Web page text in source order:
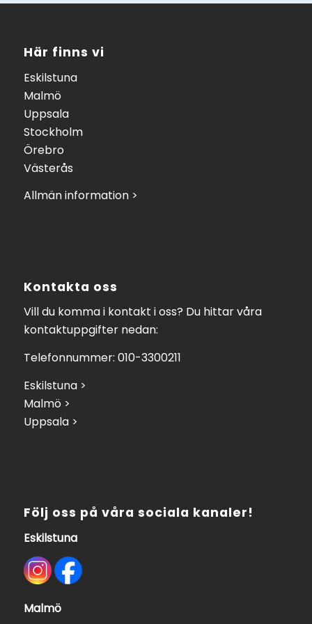
Här finns vi
Eskilstuna
Malmö
Uppsala
Stockholm
Örebro
Västerås
Allmän information >
Kontakta oss
Vill du komma i kontakt i oss? Du hittar våra
kontaktuppgifter nedan:
Telefonnummer: 010-3300211
Eskilstuna >
Malmö >
Uppsala >
Följ oss på våra sociala kanaler!
Eskilstuna
Malmö